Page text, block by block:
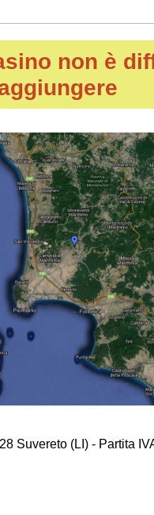
non è
Suvereto (LI) - Partita